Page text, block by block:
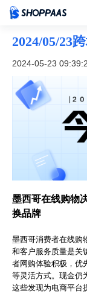
首页
定价
模板中心
合作伙伴
帮助中心
了解我们
简体中文
2024/05/23
2024-05-23
墨西哥在线购物
换品牌
墨西哥消费者在线购
和客户服务质量是关
者网购体验积极，优
等灵活方式。现金仍
这些发现为电商平台